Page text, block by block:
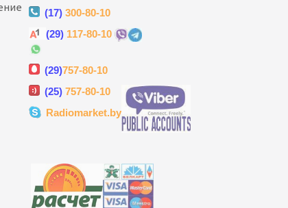
(17) 300-80-10
(29) 117-80-10
(29)757-80-10
(25) 757-80-10
Radiomarket.by